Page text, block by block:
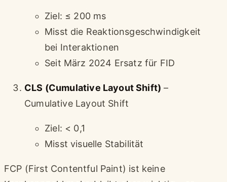
Ziel: ≤ 200 ms
Misst die Reaktionsgeschwindigkeit
bei Interaktionen
Seit März 2024 Ersatz für FID
CLS (Cumulative Layout Shift) –
Cumulative Layout Shift
Ziel: < 0,1
Misst visuelle Stabilität
FCP (First Contentful Paint) ist keine